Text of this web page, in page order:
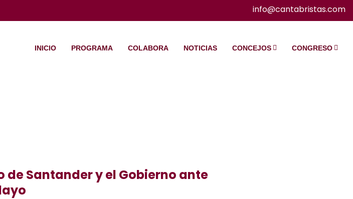
info@cantabristas.com
INICIO PROGRAMA COLABORA NOTICIAS CONCEJOS CONGRESO
Santander y el Gobierno ante